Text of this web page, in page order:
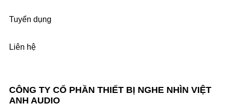
CÔNG TY CỔ PHẦN THIẾT BỊ NGHE NHÌN VIỆT
ANH AUDIO
Tuyển dụng
Liên hệ